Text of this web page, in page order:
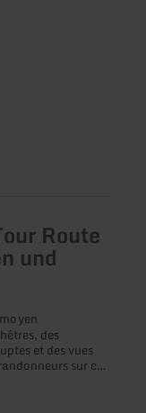
Route
und
moyen
des
et des vues
sur ce